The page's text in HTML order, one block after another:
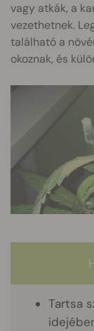
vagy atkák, a
vezethetnek.
található a
okoznak, és
Tartsa